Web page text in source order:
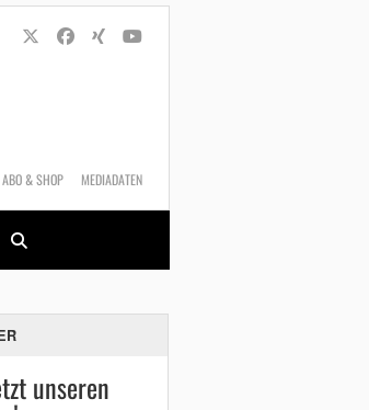
ABO & SHOP MEDIADATEN
unseren